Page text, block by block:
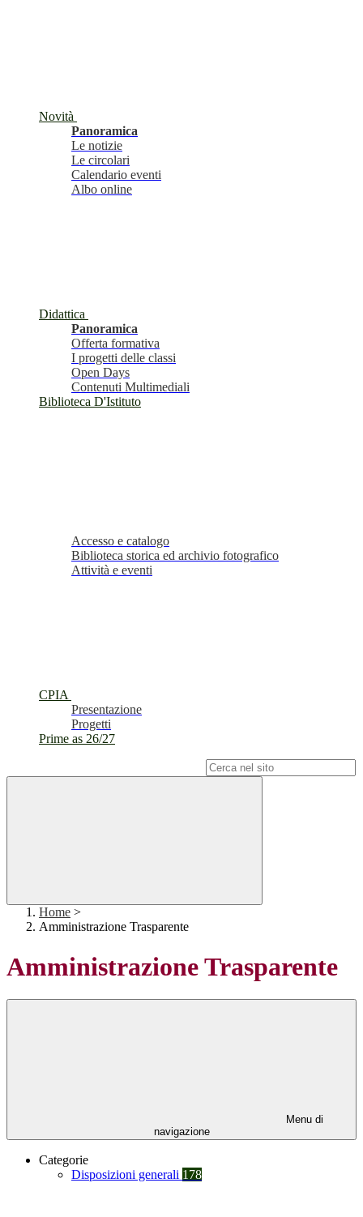
Novità
Panoramica
Le notizie
Le circolari
Calendario eventi
Albo online
Didattica
Panoramica
Offerta formativa
I progetti delle classi
Open Days
Contenuti Multimediali
Biblioteca D'Istituto
Accesso e catalogo
Biblioteca storica ed archivio fotografico
Attività e eventi
CPIA
Presentazione
Progetti
Prime as 26/27
Home >
Amministrazione Trasparente
Amministrazione Trasparente
Menu di
navigazione
Categorie
Disposizioni generali 178